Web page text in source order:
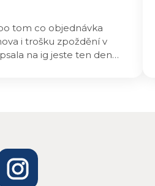
tom co objednávka
i trošku zpoždění v
na ig jeste ten den